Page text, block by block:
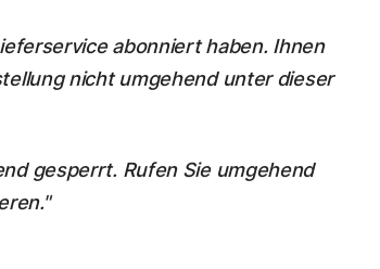
abonniert haben. Ihnen
nicht umgehend unter dieser
gesperrt. Rufen Sie umgehend